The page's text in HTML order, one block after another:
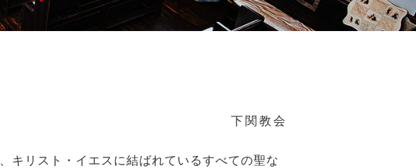
下関教会
キリスト・イエスに結ばれているすべての聖な